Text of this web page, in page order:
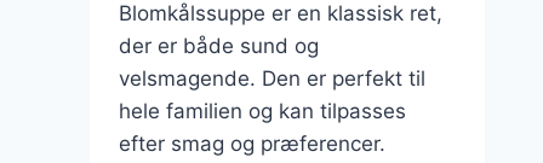
Blomkålssuppe er en klassisk ret,
der er både sund og
velsmagende. Den er perfekt til
hele familien og kan tilpasses
efter smag og præferencer.